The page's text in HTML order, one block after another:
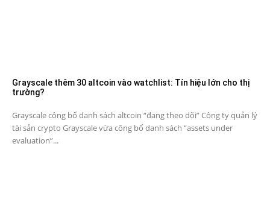
Grayscale thêm 30 altcoin vào watchlist: Tín hiệu lớn cho thị
trường?
Grayscale công bố danh sách altcoin “đang theo dõi” Công ty quản lý
tài sản crypto Grayscale vừa công bố danh sách “assets under
evaluation”...